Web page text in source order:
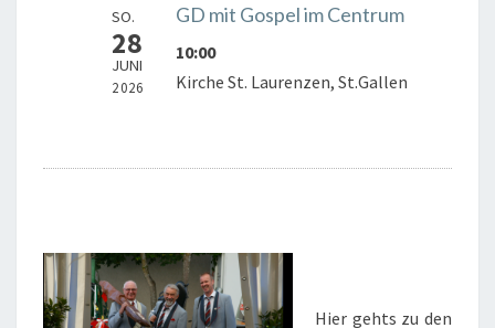
SO.
28
JUNI
2026
GD mit Gospel im Centrum
10:00
Kirche St. Laurenzen, St.Gallen
Hier gehts zu den